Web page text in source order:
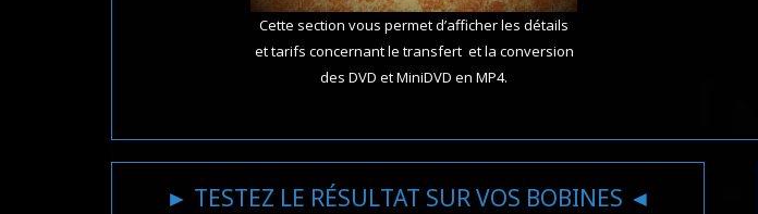
Cette section vous permet d’afficher les détails
et tarifs concernant le transfert et la conversion
des DVD et MiniDVD en MP4.
► TESTEZ LE RÉSULTAT SUR VOS BOBINES ◄